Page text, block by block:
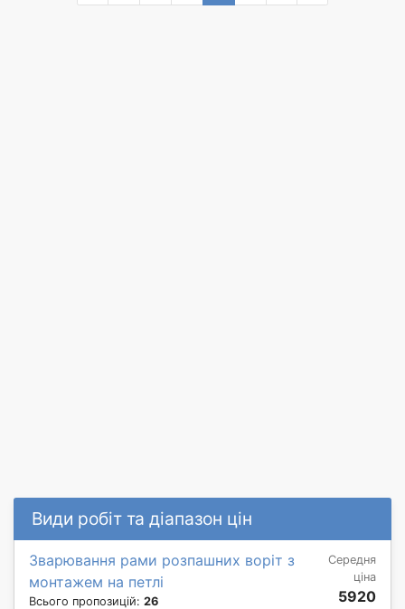
Види робіт та діапазон цін
Зварювання рами розпашних воріт з
монтажем на петлі
Всього пропозицій: 26
Середня
ціна
5920